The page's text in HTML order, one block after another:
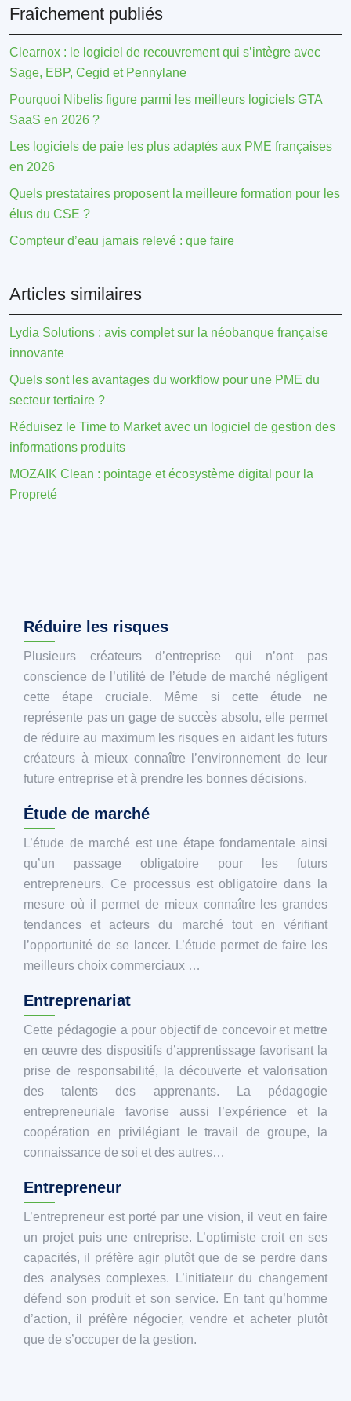
Fraîchement publiés
Clearnox : le logiciel de recouvrement qui s’intègre avec
Sage, EBP, Cegid et Pennylane
Pourquoi Nibelis figure parmi les meilleurs logiciels GTA
SaaS en 2026 ?
Les logiciels de paie les plus adaptés aux PME françaises
en 2026
Quels prestataires proposent la meilleure formation pour les
élus du CSE ?
Compteur d’eau jamais relevé : que faire
Articles similaires
Lydia Solutions : avis complet sur la néobanque française
innovante
Quels sont les avantages du workflow pour une PME du
secteur tertiaire ?
Réduisez le Time to Market avec un logiciel de gestion des
informations produits
MOZAIK Clean : pointage et écosystème digital pour la
Propreté
Réduire les risques
Plusieurs créateurs d’entreprise qui n’ont pas
conscience de l’utilité de l’étude de marché négligent
cette étape cruciale. Même si cette étude ne
représente pas un gage de succès absolu, elle permet
de réduire au maximum les risques en aidant les futurs
créateurs à mieux connaître l’environnement de leur
future entreprise et à prendre les bonnes décisions.
Étude de marché
L’étude de marché est une étape fondamentale ainsi
qu’un passage obligatoire pour les futurs
entrepreneurs. Ce processus est obligatoire dans la
mesure où il permet de mieux connaître les grandes
tendances et acteurs du marché tout en vérifiant
l’opportunité de se lancer. L’étude permet de faire les
meilleurs choix commerciaux …
Entreprenariat
Cette pédagogie a pour objectif de concevoir et mettre
en œuvre des dispositifs d’apprentissage favorisant la
prise de responsabilité, la découverte et valorisation
des talents des apprenants. La pédagogie
entrepreneuriale favorise aussi l’expérience et la
coopération en privilégiant le travail de groupe, la
connaissance de soi et des autres…
Entrepreneur
L’entrepreneur est porté par une vision, il veut en faire
un projet puis une entreprise. L’optimiste croit en ses
capacités, il préfère agir plutôt que de se perdre dans
des analyses complexes. L’initiateur du changement
défend son produit et son service. En tant qu’homme
d’action, il préfère négocier, vendre et acheter plutôt
que de s’occuper de la gestion.